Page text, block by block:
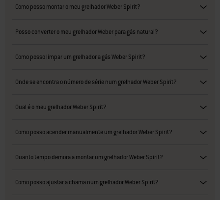
Como posso montar o meu grelhador Weber Spirit?
Posso converter o meu grelhador Weber para gás natural?
Como posso limpar um grelhador a gás Weber Spirit?
Onde se encontra o número de série num grelhador Weber Spirit?
Qual é o meu grelhador Weber Spirit?
Como posso acender manualmente um grelhador Weber Spirit?
Quanto tempo demora a montar um grelhador Weber Spirit?
Como posso ajustar a chama num grelhador Weber Spirit?